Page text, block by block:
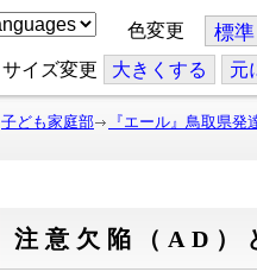
色変更 標準
サイズ変更 大きくする 元
子ども家庭部 『エール』鳥取県
注意欠陥（AD）